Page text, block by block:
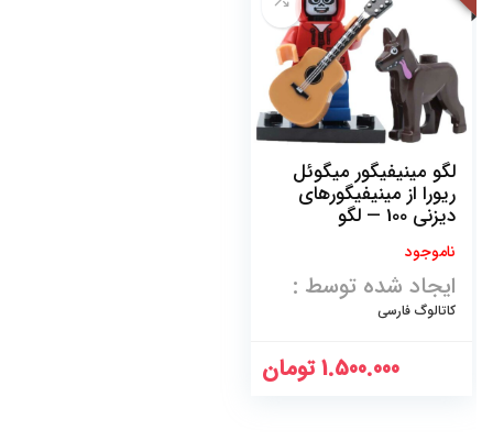
لگو مینیفیگور میگوئل
ریورا از مینیفیگورهای
دیزنی 100 — لگو
71038
ناموجود
ایجاد شده توسط :
کاتالوگ فارسی
1.500.000تومان